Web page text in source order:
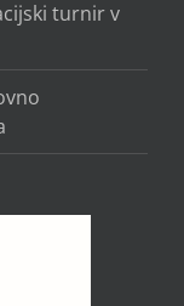
turnir v